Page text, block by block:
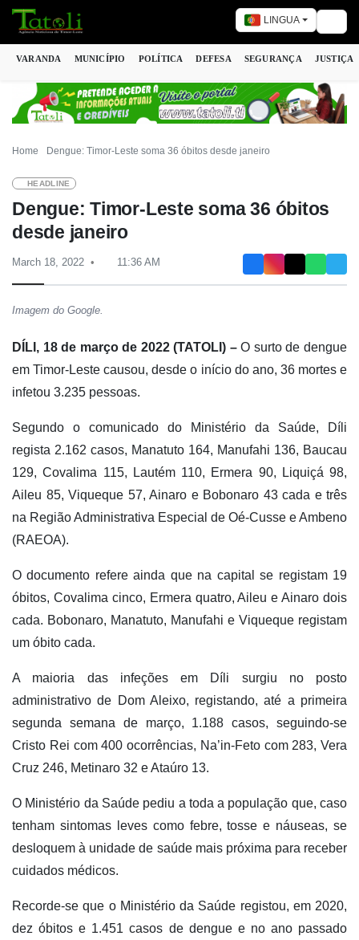
LINGUA
VARANDA MUNICÍPIO POLÍTICA DEFESA SEGURANÇA JUSTIÇA
Home Dengue: Timor-Leste soma 36 óbitos desde janeiro
HEADLINE
Dengue: Timor-Leste soma 36 óbitos
desde janeiro
March 18, 2022 11:36 AM
Imagem do Google.
DÍLI, 18 de março de 2022 (TATOLI) –O surto de dengue
em Timor-Leste causou, desde o início do ano, 36 mortes e
infetou 3.235 pessoas.
Segundo o comunicado do Ministério da Saúde, Díli
regista 2.162 casos, Manatuto 164, Manufahi 136, Baucau
129, Covalima 115, Lautém 110, Ermera 90, Liquiçá 98,
Aileu 85, Viqueque 57, Ainaro e Bobonaro 43 cada e três
na Região Administrativa Especial de Oé-Cusse e Ambeno
(RAEOA).
O documento refere ainda que na capital se registam 19
óbitos, Covalima cinco, Ermera quatro, Aileu e Ainaro dois
cada. Bobonaro, Manatuto, Manufahi e Viqueque registam
um óbito cada.
A maioria das infeções em Díli surgiu no posto
administrativo de Dom Aleixo, registando, até a primeira
segunda semana de março, 1.188 casos, seguindo-se
Cristo Rei com 400 ocorrências, Na’in-Feto com 283, Vera
Cruz 246, Metinaro 32 e Ataúro 13.
O Ministério da Saúde pediu a toda a população que, caso
tenham sintomas leves como febre, tosse e náuseas, se
desloquem à unidade de saúde mais próxima para receber
cuidados médicos.
Recorde-se que o Ministério da Saúde registou, em 2020,
dez óbitos e 1.451 casos de dengue e no ano passado